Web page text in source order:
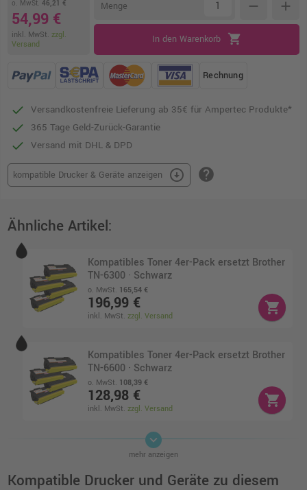
o. MwSt. 46,21 €
54,99 €
inkl. MwSt. zzgl.
Versand
Menge remove add
In den Warenkorb shopping_cart
Rechnung
Versandkostenfreie Lieferung ab 35€ für Ampertec Produkte*
365 Tage Geld-Zurück-Garantie
Versand mit DHL & DPD
kompatible Drucker & Geräte anzeigen arrow_circle_down help
Ähnliche Artikel:
Kompatibles Toner 4er-Pack ersetzt Brother
TN-6300 · Schwarz
o. MwSt. 165,54 €
196,99 €
inkl. MwSt.zzgl. Versand
shopping_cart
Kompatibles Toner 4er-Pack ersetzt Brother
TN-6600 · Schwarz
o. MwSt. 108,39 €
128,98 €
inkl. MwSt.zzgl. Versand
shopping_cart
4 Kompatible Trommeln ersetzt Brother DR-
6000 Multipack schwarz
o. MwSt.
keyboard_arrow_down
mehr anzeigen
Kompatible Drucker und Geräte zu diesem